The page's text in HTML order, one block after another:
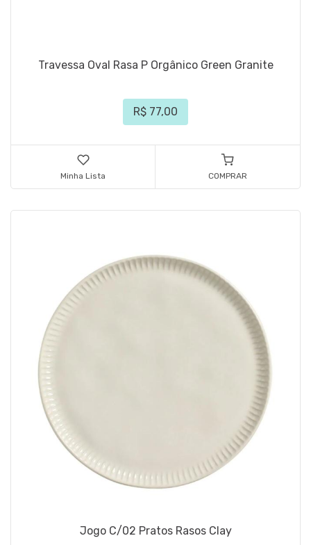
Travessa Oval Rasa P Orgânico Green Granite
R$ 77,00
Minha Lista COMPRAR
Jogo C/02 Pratos Rasos Clay